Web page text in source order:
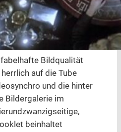
Bildqualität
auf die Tube
und die hinter
Bildergalerie im
beinhaltet